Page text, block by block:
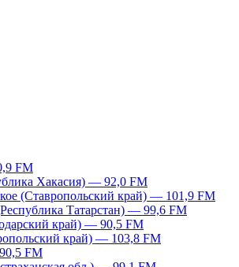
FM
Хакасия) — 92,0 FM
(Ставропольский край) — 101,9 FM
Татарстан) — 99,6 FM
край) — 90,5 FM
край) — 103,8 FM
FM